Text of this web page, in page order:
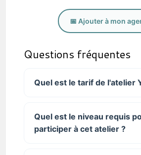
📅 Ajouter à mon
Questions fréquentes
Quel est le tarif de l'atelier
Quel est le niveau requis
participer à cet atelier ?